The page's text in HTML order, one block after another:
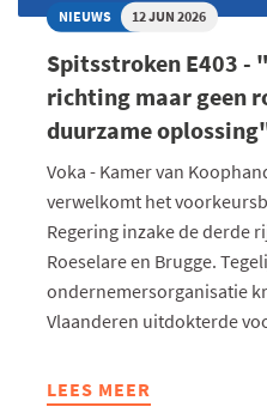
NIEUWS 12 JUN 2026
Spitsstroken E403 -
richting maar geen
duurzame
Voka - Kamer van
verwelkomt het
Regering inzake de derde
Roeselare en Brugge.
ondernemersorganisatie
Vlaanderen uitdokterde
LEES MEER
ABOUT